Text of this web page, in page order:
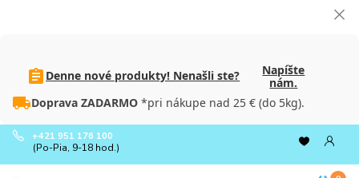
Denne nové produkty! Nenašli ste?
Napíšte
nám.
Doprava ZADARMO *pri nákupe nad 25 € (do 5kg).
+421 951 176 100
(Po-Pia, 9-18 hod.)